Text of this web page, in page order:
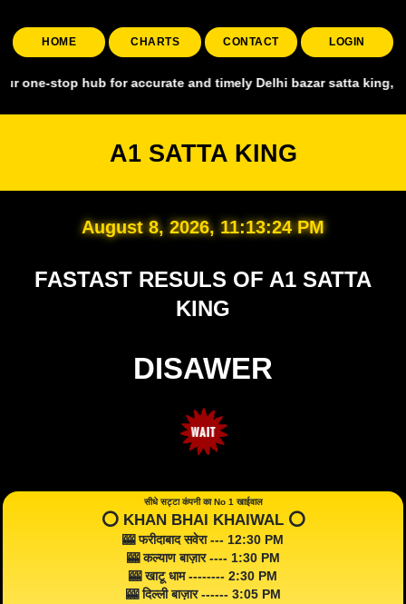
HOME CHARTS CONTACT LOGIN
stop hub for accurate and timely Delhi bazar satta king,
A1 SATTA KING
August 8, 2026, 11:13:25 PM
FASTAST RESULS OF A1 SATTA
KING
DISAWER
सीधे सट्टा कंपनी का No 1 खाईवाल
⭕️ KHAN BHAI KHAIWAL ⭕️
🎰 फरीदाबाद सवेरा --- 12:30 PM
🎰 कल्याण बाज़ार ---- 1:30 PM
🎰 खाटू धाम -------- 2:30 PM
🎰 दिल्ली बाज़ार ------ 3:05 PM